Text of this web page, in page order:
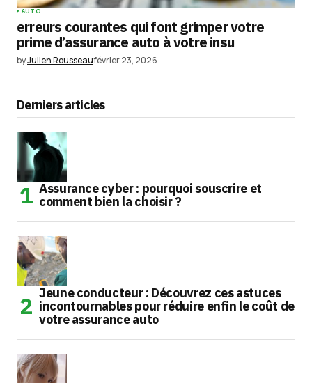
AUTO
erreurs courantes qui font grimper votre
prime d’assurance auto à votre insu
byJulien Rousseaufévrier 23, 2026
Derniers articles
Assurance cyber : pourquoi souscrire et
comment bien la choisir ?
Jeune conducteur : Découvrez ces astuces
incontournables pour réduire enfin le coût de
votre assurance auto